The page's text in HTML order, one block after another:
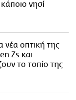
νησί
νέα οπτική της
Zs και
το τοπίο της